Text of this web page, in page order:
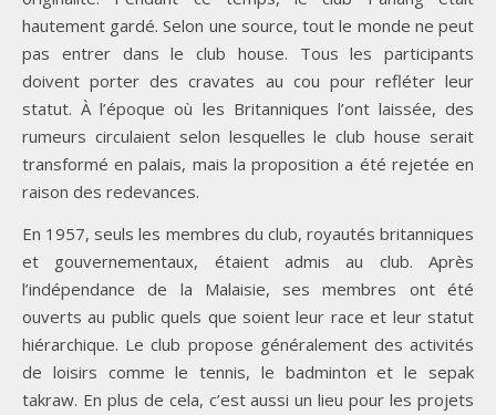
hautement gardé. Selon une source, tout le monde ne peut
pas entrer dans le club house. Tous les participants
doivent porter des cravates au cou pour refléter leur
statut. À l’époque où les Britanniques l’ont laissée, des
rumeurs circulaient selon lesquelles le club house serait
transformé en palais, mais la proposition a été rejetée en
raison des redevances.
En 1957, seuls les membres du club, royautés britanniques
et gouvernementaux, étaient admis au club. Après
l’indépendance de la Malaisie, ses membres ont été
ouverts au public quels que soient leur race et leur statut
hiérarchique. Le club propose généralement des activités
de loisirs comme le tennis, le badminton et le sepak
takraw. En plus de cela, c’est aussi un lieu pour les projets